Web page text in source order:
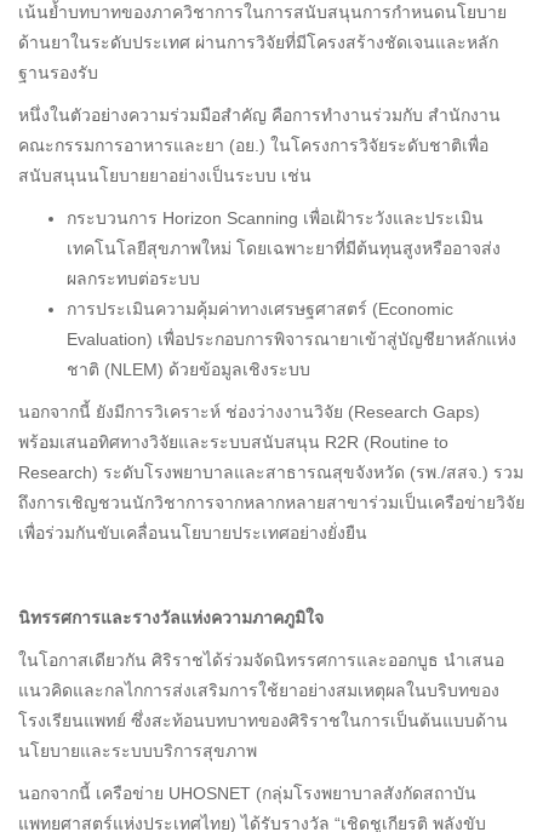
เน้นย้ำบทบาทของภาควิชาการในการสนับสนุนการกำหนดนโยบาย
ด้านยาในระดับประเทศ ผ่านการวิจัยที่มีโครงสร้างชัดเจนและหลัก
ฐานรองรับ
หนึ่งในตัวอย่างความร่วมมือสำคัญ คือการทำงานร่วมกับ สำนักงาน
คณะกรรมการอาหารและยา (อย.) ในโครงการวิจัยระดับชาติเพื่อ
สนับสนุนนโยบายยาอย่างเป็นระบบ เช่น
กระบวนการ Horizon Scanning เพื่อเฝ้าระวังและประเมิน
เทคโนโลยีสุขภาพใหม่ โดยเฉพาะยาที่มีต้นทุนสูงหรืออาจส่ง
ผลกระทบต่อระบบ
การประเมินความคุ้มค่าทางเศรษฐศาสตร์ (Economic
Evaluation) เพื่อประกอบการพิจารณายาเข้าสู่บัญชียาหลักแห่ง
ชาติ (NLEM) ด้วยข้อมูลเชิงระบบ
นอกจากนี้ ยังมีการวิเคราะห์ ช่องว่างงานวิจัย (Research Gaps)
พร้อมเสนอทิศทางวิจัยและระบบสนับสนุน R2R (Routine to
Research) ระดับโรงพยาบาลและสาธารณสุขจังหวัด (รพ./สสจ.) รวม
ถึงการเชิญชวนนักวิชาการจากหลากหลายสาขาร่วมเป็นเครือข่ายวิจัย
เพื่อร่วมกันขับเคลื่อนนโยบายประเทศอย่างยั่งยืน
นิทรรศการและรางวัลแห่งความภาคภูมิใจ
ในโอกาสเดียวกัน ศิริราชได้ร่วมจัดนิทรรศการและออกบูธ นำเสนอ
แนวคิดและกลไกการส่งเสริมการใช้ยาอย่างสมเหตุผลในบริบทของ
โรงเรียนแพทย์ ซึ่งสะท้อนบทบาทของศิริราชในการเป็นต้นแบบด้าน
นโยบายและระบบบริการสุขภาพ
นอกจากนี้ เครือข่าย UHOSNET (กลุ่มโรงพยาบาลสังกัดสถาบัน
แพทยศาสตร์แห่งประเทศไทย) ได้รับรางวัล “เชิดชูเกียรติ พลังขับ